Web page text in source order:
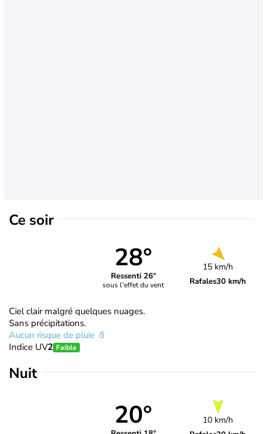
Ce soir
28°
Ressenti 26°
sous l'effet du vent
15 km/h
Rafales30 km/h
Ciel clair malgré quelques nuages.
Sans précipitations.
Aucun risque de pluie
Indice UV2 Faible
Nuit
20° 10 km/h